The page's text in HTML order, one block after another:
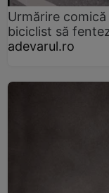
Urmărire
biciclist să
adevarul.ro